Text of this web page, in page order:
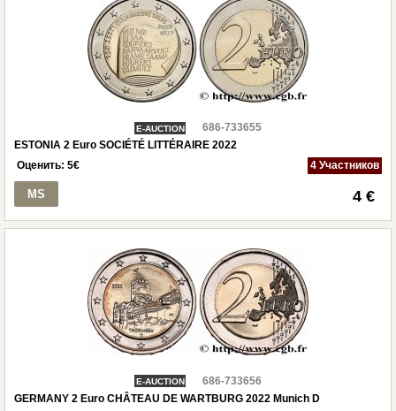
E-AUCTION
686-733655
ESTONIA 2 Euro SOCIÉTÉ LITTÉRAIRE 2022
Оценить: 5€ 4 Участников
MS 4 €
E-AUCTION
686-733656
GERMANY 2 Euro CHÂTEAU DE WARTBURG 2022 Munich D